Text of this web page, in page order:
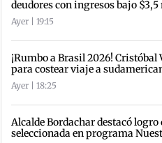
deudores con ingresos bajo
Ayer | 19:15
¡Rumbo a Brasil 2026!
para costear viaje a
Ayer | 18:25
Alcalde Bordachar destacó
seleccionada en programa